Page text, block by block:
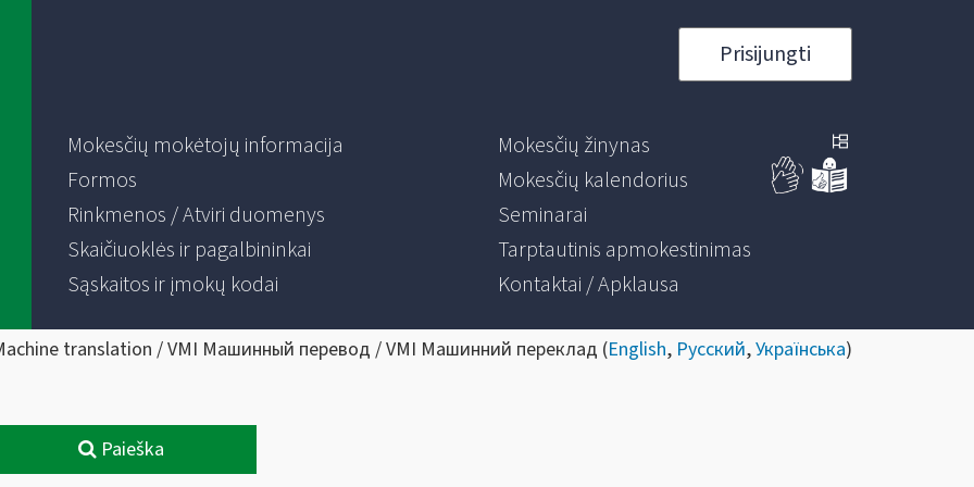
Prisijungti
Mokesčių mokėtojų informacija
Formos
Rinkmenos / Atviri duomenys
Skaičiuoklės ir pagalbininkai
Sąskaitos ir įmokų kodai
Mokesčių žinynas
Mokesčių kalendorius
Seminarai
Tarptautinis apmokestinimas
Kontaktai / Apklausa
translation / VMI Машинный перевод / VMI Машинний переклад (English, Русский,Українська)
Paieška